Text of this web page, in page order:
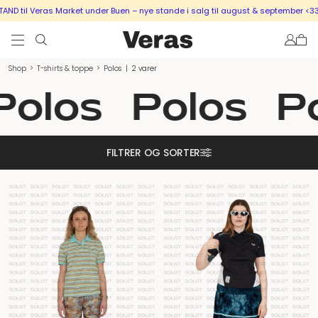
til Veras Market under Buen – nye stande i salg til august & september <333
Shop > T-shirts & toppe > Polos | 2 varer
Polos
FILTRER OG SORTER